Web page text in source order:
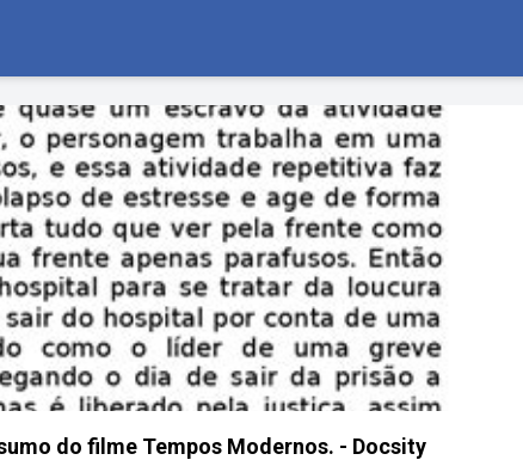
do filme Tempos Modernos. - Docsity